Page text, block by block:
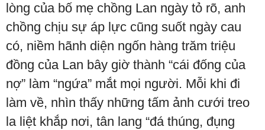
lòng của bố mẹ chồng Lan ngày tỏ rõ, anh
chồng chịu sự áp lực cũng suốt ngày cau
có, niềm hãnh diện ngốn hàng trăm triệu
đồng của Lan bây giờ thành “cái đống của
nợ” làm “ngứa” mắt mọi người. Mỗi khi đi
làm về, nhìn thấy những tấm ảnh cưới treo
la liệt khắp nơi, tân lang “đá thúng, đụng